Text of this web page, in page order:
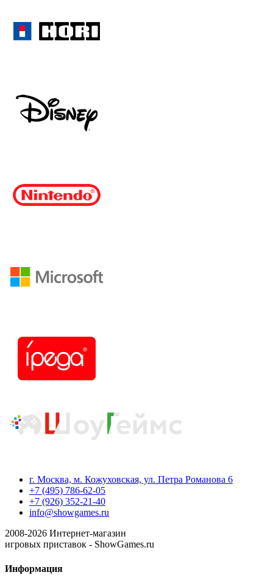
г. Москва, м. Кожуховская, ул. Петра Романова 6
+7 (495) 786-62-05
+7 (926) 352-21-40
info@showgames.ru
2008-2026 Интернет-магазин
игровых приставок - ShowGames.ru
Информация